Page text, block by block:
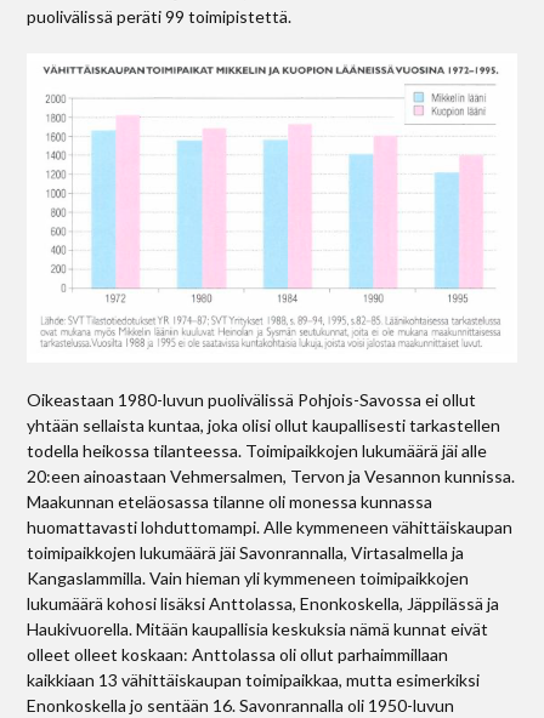
puolivälissä peräti 99 toimipistettä.
Oikeastaan 1980-luvun puolivälissä Pohjois­-Savossa ei ollut
yhtään sellaista kuntaa, joka olisi ollut kaupallisesti tarkastellen
todella heikossa tilanteessa. Toimipaikkojen lukumäärä jäi alle
20:een ainoastaan Vehmersalmen, Tervon ja Vesannon kunnissa.
Maakunnan eteläosassa tilanne oli monessa kunnassa
huomattavasti lohduttomampi. Alle kymmeneen vähittäiskaupan
toimipaikkojen lukumäärä jäi Savonrannalla, Virtasalmella ja
Kangaslammilla. Vain hieman yli kymmeneen toimipaikkojen
lukumäärä kohosi lisäksi Anttolassa, Enonkoskella, Jäppilässä ja
Haukivuorella. Mitään kaupallisia keskuksia nämä kunnat eivät
olleet olleet koskaan: Anttolassa oli ollut parhaimmillaan
kaikkiaan 13 vähittäiskaupan toimipaikkaa, mutta esimerkiksi
Enonkoskella jo sentään 16. Savonrannalla oli 1950-luvun